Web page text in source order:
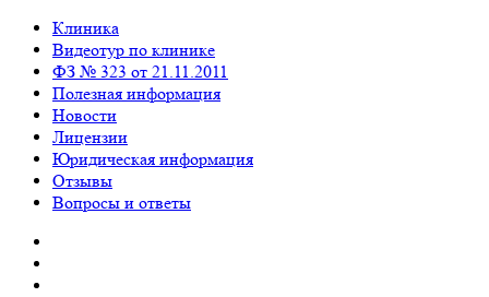
Клиника
Видеотур по клинике
ФЗ № 323 от 21.11.2011
Полезная информация
Новости
Лицензии
Юридическая информация
Отзывы
Вопросы и ответы